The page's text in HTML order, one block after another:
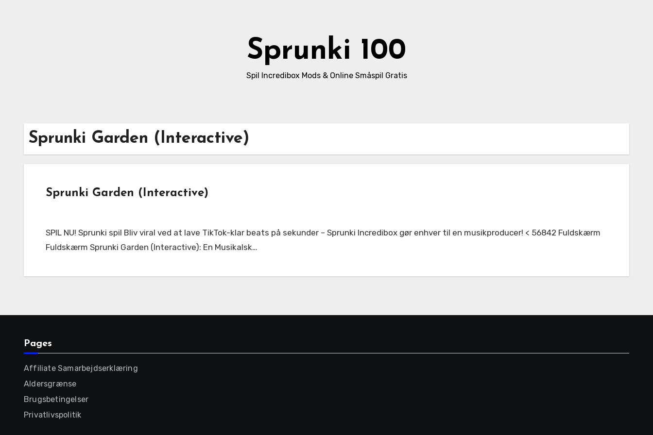
Sprunki 100
Spil Incredibox Mods & Online Småspil Gratis
Sprunki Garden (Interactive)
Sprunki Garden (Interactive)
SPIL NU! Sprunki spil Bliv viral ved at lave TikTok-klar beats på sekunder – Sprunki Incredibox gør enhver til en musikproducer! < 56842 Fuldskærm
Fuldskærm Sprunki Garden (Interactive): En Musikalsk…
Pages
Affiliate Samarbejdserklæring
Aldersgrænse
Brugsbetingelser
Privatlivspolitik